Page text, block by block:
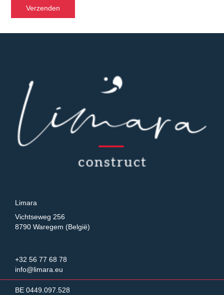
Verzenden
Limara
Vichtseweg 256
8790 Waregem (België)
+32 56 77 68 78
info@limara.eu
BE 0449.097.528